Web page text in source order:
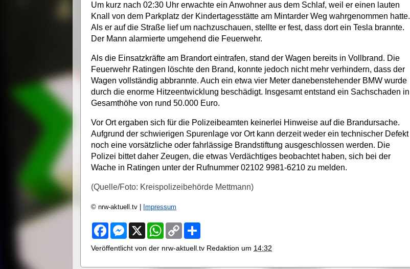
Um kurz nach 02:30 Uhr erwachte ein Anwohner aus dem Schlaf, weil er einen lauten
Knall von dem Parkplatz der Kindertagesstätte am Mintarder Weg wahrgenommen hatte.
Als er auf die Straße lief um nachzuschauen, stellte er fest, dass dort ein Tesla brannte.
Der Mann alarmierte umgehend die Feuerwehr.
Als die Einsatzkräfte am Brandort eintrafen, stand der Wagen bereits in Vollbrand. Die
Feuerwehr Ratingen löschte den Brand, konnte jedoch nicht mehr verhindern, dass der
Wagen vollständig abbrannte. Auch ein etwa vier Meter danebenstehender BMW wurde
durch die enorme Hitzeentwicklung beschädigt. Insgesamt entstand ein Sachschaden in
Gesamthöhe von rund 50.000 Euro.
Vor Ort ergaben sich für die Polizeibeamten keinerlei Hinweise auf die Brandursache.
Aufgrund der schwierigen Spurenlage vor Ort kann derzeit weder ein technischer Defekt
noch eine vorsätzliche oder fahrlässige Brandstiftung ausgeschlossen werden. Die
Polizei bittet daher Zeugen, die etwas Verdächtiges beobachtet haben, sich bei der
Wache in Ratingen unter der Rufnummer 02102 9981-6210 zu melden.
(Quelle/Foto: Kreispolizeibehörde Mettmann)
© nrw-aktuell.tv | Impressum
F
e
o
M
s
n
X
W
t
A
C
y
i
r
Veröffentlicht von der nrw-aktuell.tv Redaktion um 14:32